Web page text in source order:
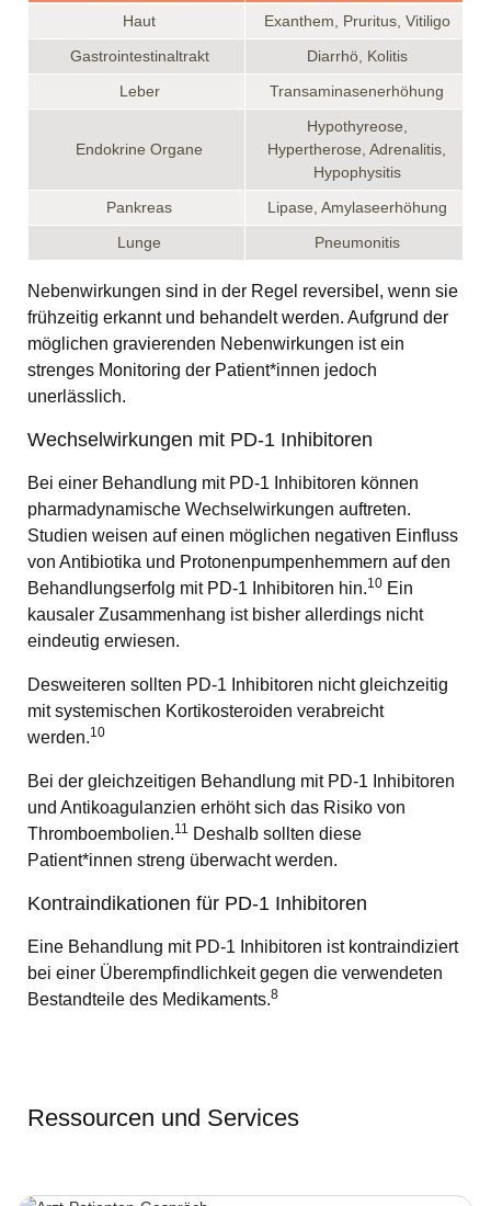
Haut
Exanthem, Pruritus, Vitiligo
Gastrointestinaltrakt
Diarrhö, Kolitis
Leber
Transaminasenerhöhung
Endokrine Organe
Hypothyreose,
Hypertherose, Adrenalitis,
Hypophysitis
Pankreas
Lipase, Amylaseerhöhung
Lunge
Pneumonitis
Nebenwirkungen sind in der Regel reversibel, wenn sie
frühzeitig erkannt und behandelt werden. Aufgrund der
möglichen gravierenden Nebenwirkungen ist ein
strenges Monitoring der Patient*innen jedoch
unerlässlich.
Wechselwirkungen mit PD-1 Inhibitoren
Bei einer Behandlung mit PD-1 Inhibitoren können
pharmadynamische Wechselwirkungen auftreten.
Studien weisen auf einen möglichen negativen Einfluss
von Antibiotika und Protonenpumpenhemmern auf den
Behandlungserfolg mit PD-1 Inhibitoren hin.10 Ein
kausaler Zusammenhang ist bisher allerdings nicht
eindeutig erwiesen.
Desweiteren sollten PD-1 Inhibitoren nicht gleichzeitig
mit systemischen Kortikosteroiden verabreicht
werden.10
Bei der gleichzeitigen Behandlung mit PD-1 Inhibitoren
und Antikoagulanzien erhöht sich das Risiko von
Thromboembolien.11 Deshalb sollten diese
Patient*innen streng überwacht werden.
Kontraindikationen für PD-1 Inhibitoren
Eine Behandlung mit PD-1 Inhibitoren ist kontraindiziert
bei einer Überempfindlichkeit gegen die verwendeten
Bestandteile des Medikaments.8
Ressourcen und Services